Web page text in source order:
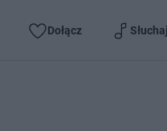
Dołącz Słuchaj